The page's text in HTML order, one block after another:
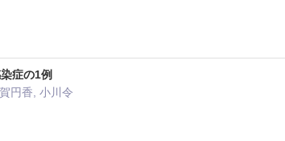
症の1例
円香, 小川令